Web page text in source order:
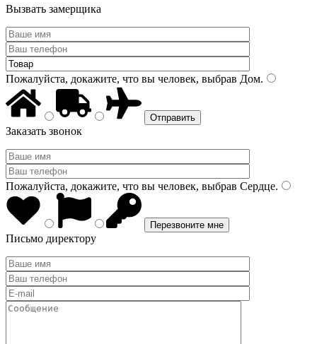
Вызвать замерщика
Пожалуйста, докажите, что вы человек, выбрав Дом.
Заказать звонок
Пожалуйста, докажите, что вы человек, выбрав Сердце.
Письмо директору